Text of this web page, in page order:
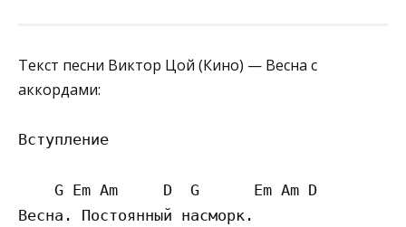
Текст песни Виктор Цой (Кино) — Весна с
аккордами:
Вступление
    G Em Am     D  G      Em Am D
Весна. Постоянный насморк.